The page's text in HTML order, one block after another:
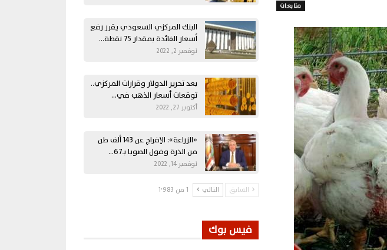
متابعات
البنك المركزي السعودي يقرر رفع
أسعار الفائدة بمقدار 75 نقطة…
نوفمبر 2, 2022
بعد تحرير الدولار وقرارات المركزي..
توقعات أسعار الذهب في…
أكتوبر 27, 2022
«الزراعة»: الإفراج عن 143 ألف طن
من الذرة وفول الصويا بـ67…
نوفمبر 14, 2022
السابق التالي 1 من 1٬983
فيس بوك